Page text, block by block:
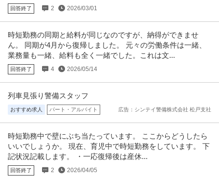
SW／病院
正社員 交通費支給 昇給あり 土日休み
月給20万円〜30万円
＜土曜日・日曜日・祝日休み＞整形外科・内科・訪問診療クリニックにて訪
問診療相談員のお仕事です＠町田…続きを見る
提供：ケア人材バンク
御茶ノ水／社会課題の構造化ライター（記者職）在宅勤務中心土
日祝休み
株式会社Ｒｉｄｉｌｏｖｅｒ
年収400万円〜690万円
株式会社Ｒｉｄｉｌｏｖｅｒ 【御茶ノ水】社会課題の構造化ライター（記者
職）◆在宅勤務中心◎土日祝休 …続きを見る
でしょうか？
回答終了 2 2026/03/01
時短勤務の同期と給料が同じなのですが、納得ができませ
ん。 同期が4月から復帰しました。 元々の労働条件は一緒、
業務量も一緒、給料も全く一緒でした。これは文...
回答終了 4 2026/05/14
列車見張り警備スタッフ
おすすめ求人 パート・アルバイト 広告：シンテイ警備株式会社 松戸支社
時短勤務中で壁にぶち当たっています。 ここからどうしたら
いいでしょうか。 現在、育児中で時短勤務をしています。 下
記状況記載します。 ・一応復帰後は産休...
回答終了 2 2026/04/05